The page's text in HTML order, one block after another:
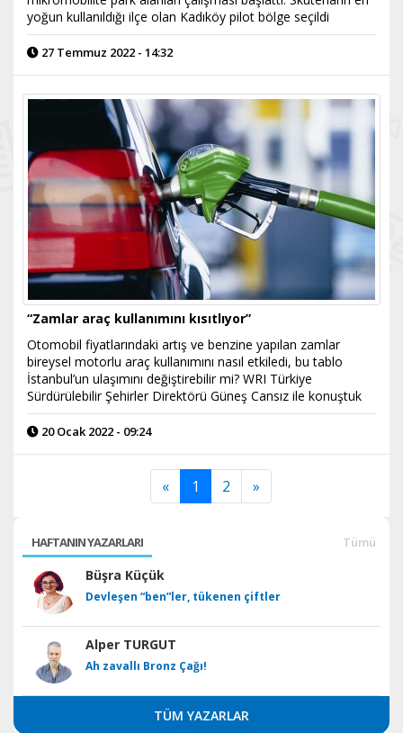
yoğun kullanıldığı ilçe olan Kadıköy pilot bölge seçildi
27 Temmuz 2022 - 14:32
“Zamlar araç kullanımını kısıtlıyor”
Otomobil fiyatlarındaki artış ve benzine yapılan zamlar
bireysel motorlu araç kullanımını nasıl etkiledi, bu tablo
İstanbul’un ulaşımını değiştirebilir mi? WRI Türkiye
Sürdürülebilir Şehirler Direktörü Güneş Cansız ile konuştuk
20 Ocak 2022 - 09:24
« 1 2 »
HAFTANIN YAZARLARI Tümü
Büşra Küçük
Devleşen “ben”ler, tükenen çiftler
Alper TURGUT
Ah zavallı Bronz Çağı!
TÜM YAZARLAR